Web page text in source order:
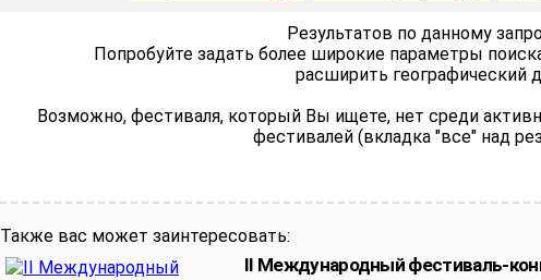
Результатов по данному
Попробуйте задать более широкие параметры
расширить географический
Возможно, фестиваля, который Вы ищете, нет среди
фестивалей (вкладка "все" над
Также вас может заинтересовать:
II Международный фестиваль-